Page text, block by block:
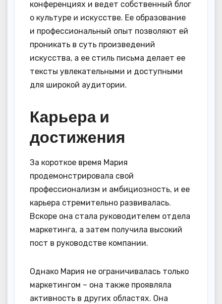
конференциях и ведет собственный блог
о культуре и искусстве. Ее образование
и профессиональный опыт позволяют ей
проникать в суть произведений
искусства, а ее стиль письма делает ее
тексты увлекательными и доступными
для широкой аудитории.
Карьера и
достижения
За короткое время Мария
продемонстрировала свой
профессионализм и амбициозность, и ее
карьера стремительно развивалась.
Вскоре она стала руководителем отдела
маркетинга, а затем получила высокий
пост в руководстве компании.
Однако Мария не ограничивалась только
маркетингом – она также проявляла
активность в других областях. Она